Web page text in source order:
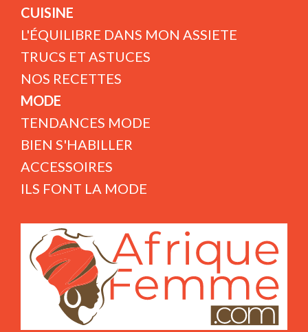
CUISINE
L'ÉQUILIBRE DANS MON ASSIETE
TRUCS ET ASTUCES
NOS RECETTES
MODE
TENDANCES MODE
BIEN S'HABILLER
ACCESSOIRES
ILS FONT LA MODE